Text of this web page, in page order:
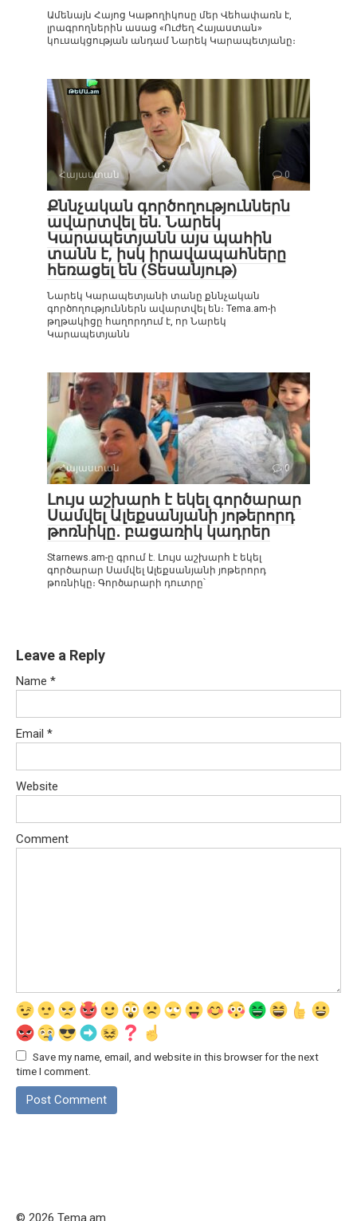
Ամենայն Հայոց Կաթողիկոսը մեր Վեհափառն է,
լրագրողներին ասաց «Ուժեղ Հայաստան»
կուսակցության անդամ Նարեկ Կարապետյանը։
Հայաստան 0
Քննչական գործողություններն
ավարտվել են. Նարեկ
Կարապետյանն այս պահին
տանն է, իսկ իրավապահները
հեռացել են (Տեսանյութ)
Նարեկ Կարապետյանի տանը քննչական
գործողություններն ավարտվել են։ Tema.am-ի
թղթակիցը հաղորդում է, որ Նարեկ
Կարապետյանն
Հայաստան 0
Լույս աշխարհ է եկել գործարար
Սամվել Ալեքսանյանի յոթերորդ
թոռնիկը․ բացառիկ կադրեր
Starnews.am-ը գրում է. Լույս աշխարհ է եկել
գործարար Սամվել Ալեքսանյանի յոթերորդ
թոռնիկը։ Գործարարի դուտրը՝
Leave a Reply
Name *
Email *
Website
Comment
Save my name, email, and website in this browser for the next
time I comment.
© 2026 Tema.am